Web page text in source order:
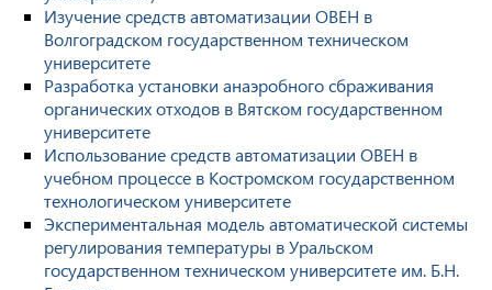
Изучение средств автоматизации ОВЕН в
Волгоградском государственном техническом
университете
Разработка установки анаэробного сбраживания
органических отходов в Вятском государственном
университете
Использование средств автоматизации ОВЕН в
учебном процессе в Костромском государственном
технологическом университете
Экспериментальная модель автоматической системы
регулирования температуры в Уральском
государственном техническом университете им. Б.Н.